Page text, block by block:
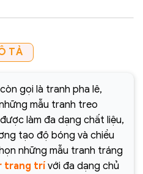
TẢ
gọi là tranh pha lê,
mẫu tranh treo
làm đa dạng chất liệu,
tạo độ bóng và chiều
những mẫu tranh tráng
trang trí với đa dạng chủ